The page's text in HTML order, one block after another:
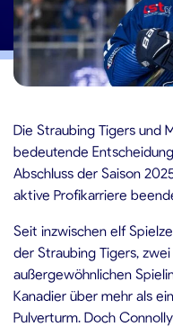
Die Straubing Tigers und
bedeutende
Abschluss der Saison
aktive Profikarriere
Seit inzwischen elf
der Straubing Tigers,
außergewöhnlichen
Kanadier über mehr als
Pulverturm. Doch